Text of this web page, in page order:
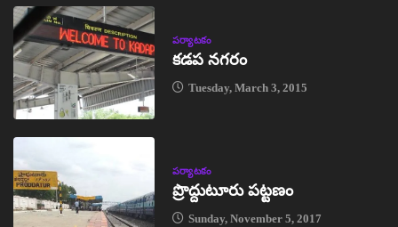
పర్యాటకం
కడప నగరం
Tuesday, March 3, 2015
పర్యాటకం
ప్రొద్దుటూరు పట్టణం
Sunday, November 5, 2017